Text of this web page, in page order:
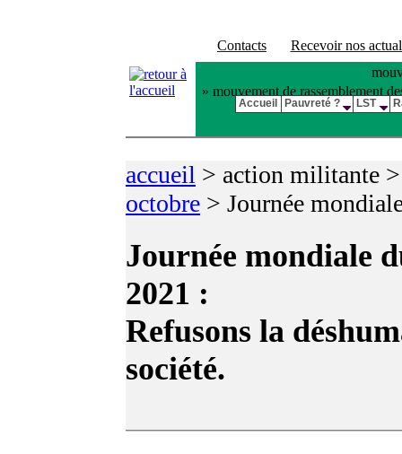
Contacts
Recevoir nos
» mouvement de rassemblement
accueil > action militante
octobre > Journée
Journée mondiale
2021 :
Refusons la
société.
Accueil Pauvreté ? LST